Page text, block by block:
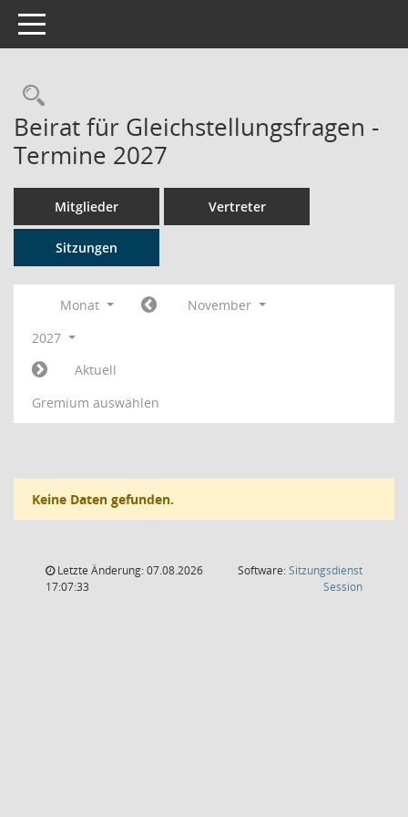
Toggle navigation
Rechercheauswahl
Beirat für Gleichstellungsfragen -
Termine 2027
Mitglieder Vertreter
Sitzungen
Monat
November
2027
Aktuell
Gremium auswählen
Keine Daten gefunden.
Letzte Änderung: 07.08.2026
17:07:33
Software:Sitzungsdienst
Session(Wird in